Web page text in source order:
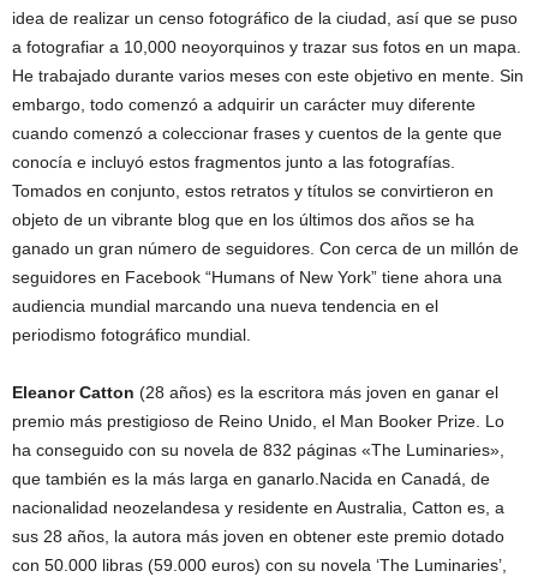
idea de realizar un censo fotográfico de la ciudad, así que se puso
a fotografiar a 10,000 neoyorquinos y trazar sus fotos en un mapa.
He trabajado durante varios meses con este objetivo en mente. Sin
embargo, todo comenzó a adquirir un carácter muy diferente
cuando comenzó a coleccionar frases y cuentos de la gente que
conocía e incluyó estos fragmentos junto a las fotografías.
Tomados en conjunto, estos retratos y títulos se convirtieron en
objeto de un vibrante blog que en los últimos dos años se ha
ganado un gran número de seguidores. Con cerca de un millón de
seguidores en Facebook “Humans of New York” tiene ahora una
audiencia mundial marcando una nueva tendencia en el
periodismo fotográfico mundial.
Eleanor Catton (28 años) es la escritora más joven en ganar el
premio más prestigioso de Reino Unido, el Man Booker Prize. Lo
ha conseguido con su novela de 832 páginas «The Luminaries»,
que también es la más larga en ganarlo.Nacida en Canadá, de
nacionalidad neozelandesa y residente en Australia, Catton es, a
sus 28 años, la autora más joven en obtener este premio dotado
con 50.000 libras (59.000 euros) con su novela ‘The Luminaries’,